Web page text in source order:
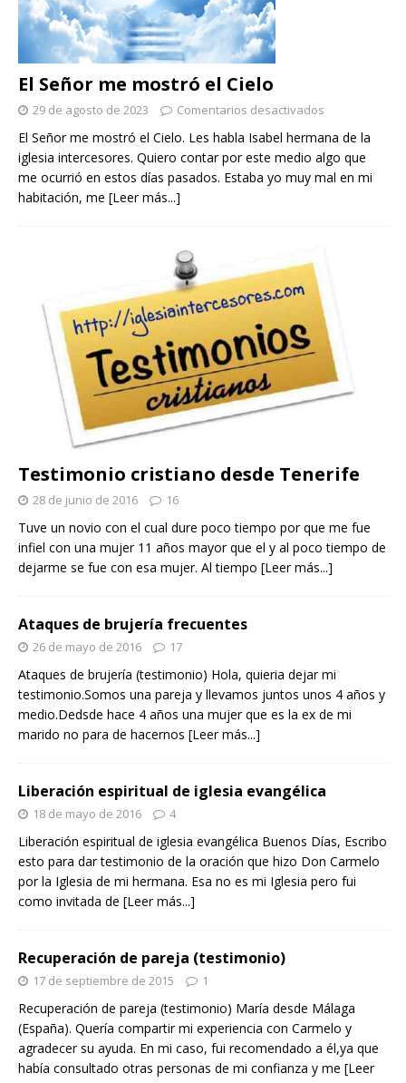
El Señor me mostró el Cielo
29 de agosto de 2023 Comentarios desactivados
El Señor me mostró el Cielo. Les habla Isabel hermana de la
iglesia intercesores. Quiero contar por este medio algo que
me ocurrió en estos días pasados. Estaba yo muy mal en mi
habitación, me [Leer más...]
Testimonio cristiano desde Tenerife
28 de junio de 2016 16
Tuve un novio con el cual dure poco tiempo por que me fue
infiel con una mujer 11 años mayor que el y al poco tiempo de
dejarme se fue con esa mujer. Al tiempo [Leer más...]
Ataques de brujería frecuentes
26 de mayo de 2016 17
Ataques de brujería (testimonio) Hola, quieria dejar mi
testimonio.Somos una pareja y llevamos juntos unos 4 años y
medio.Dedsde hace 4 años una mujer que es la ex de mi
marido no para de hacernos [Leer más...]
Liberación espiritual de iglesia evangélica
18 de mayo de 2016 4
Liberación espiritual de iglesia evangélica Buenos Días, Escribo
esto para dar testimonio de la oración que hizo Don Carmelo
por la Iglesia de mi hermana. Esa no es mi Iglesia pero fui
como invitada de [Leer más...]
Recuperación de pareja (testimonio)
17 de septiembre de 2015 1
Recuperación de pareja (testimonio) María desde Málaga
(España). Quería compartir mi experiencia con Carmelo y
agradecer su ayuda. En mi caso, fui recomendado a él,ya que
había consultado otras personas de mi confianza y me [Leer